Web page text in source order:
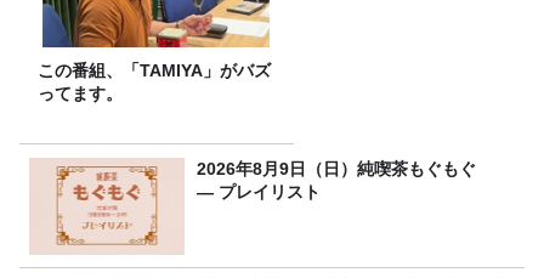
この番組、「TAMIYA」がバズ
ってます。
2026年8月9日（日）純喫茶もぐもぐ
― プレイリスト